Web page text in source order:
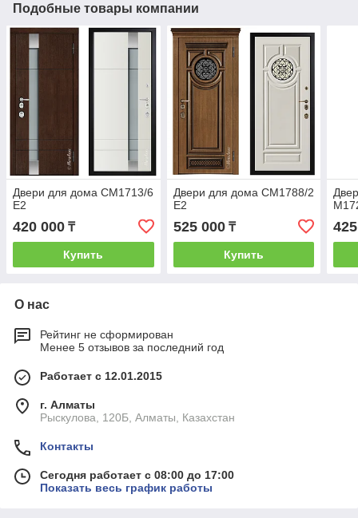
Подобные товары компании
Двери для дома CМ1713/6
E2
420 000 ₸
Купить
Двери для дома СМ1788/2
Е2
525 000₸
Купить
О нас
Рейтинг не сформирован
Менее 5 отзывов за последний год
Работает с 12.01.2015
г. Алматы
Рыскулова, 120Б, Алматы, Казахстан
Контакты
Сегодня работает с 08:00 до 17:00
Показать весь график работы